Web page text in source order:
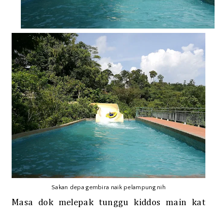
Sakan depa gembira naik pelampung nih
Masa dok melepak tunggu kiddos main kat